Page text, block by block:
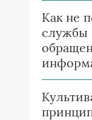
Как не
службы